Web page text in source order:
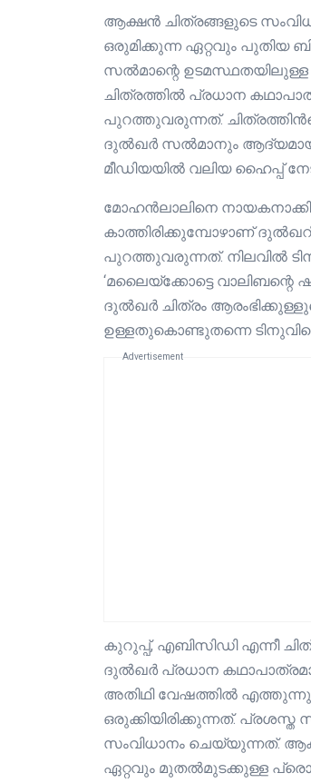
ആക്ഷൻ ചിത്രങ്ങളുടെ
ഒരുമിക്കുന്ന ഏറ്റവും
സൽമാന്റെ ഉടമസ്ഥതയിലുള്ള
ചിത്രത്തിൽ പ്രധാന
പുറത്തുവരുന്നത്.
ദുൽഖർ സൽമാനും
മീഡിയയിൽ വലിയ ഹൈപ്പ്
മോഹൻലാലിനെ നായകനാക്കി
കാത്തിരിക്കുമ്പോഴാണ്
പുറത്തുവരുന്നത്. നിലവിൽ
‘മലൈയ്ക്കോട്ടെ വാലിബന്റെ
ദുൽഖർ ചിത്രം
ഉള്ളതുകൊണ്ടുതന്നെ
Advertisement
കുറുപ്പ്, എബിസിഡി എന്നീ
ദുൽഖർ പ്രധാന
അതിഥി വേഷത്തിൽ
ഒരുക്കിയിരിക്കുന്നത്.
സംവിധാനം ചെയ്യുന്നത്.
ഏറ്റവും മുതൽമുടക്കുള്ള